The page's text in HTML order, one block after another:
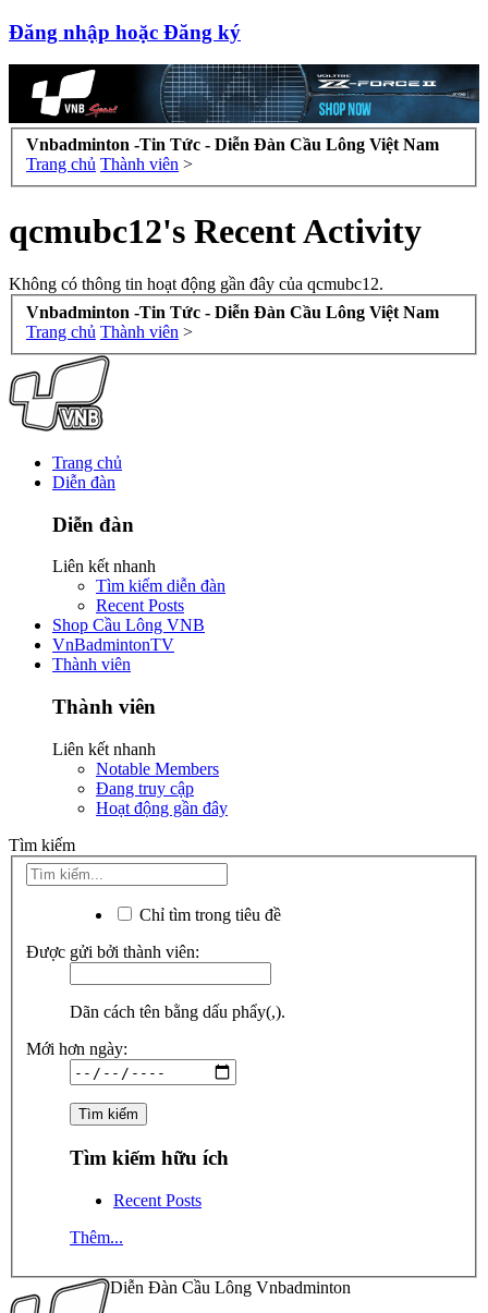
Đăng nhập hoặc Đăng ký
Vnbadminton -Tin Tức - Diễn Đàn Cầu Lông Việt Nam
Trang chủ Thành viên >
qcmubc12's Recent Activity
Không có thông tin hoạt động gần đây của qcmubc12.
Vnbadminton -Tin Tức - Diễn Đàn Cầu Lông Việt Nam
Trang chủ Thành viên >
Trang chủ
Diễn đàn
Diễn đàn
Liên kết nhanh
Tìm kiếm diễn đàn
Recent Posts
Shop Cầu Lông VNB
VnBadmintonTV
Thành viên
Thành viên
Liên kết nhanh
Notable Members
Đang truy cập
Hoạt động gần đây
Tìm kiếm
Chỉ tìm trong tiêu đề
Được gửi bởi thành viên:
Dãn cách tên bằng dấu phẩy(,).
Mới hơn ngày:
Tìm kiếm hữu ích
Recent Posts
Thêm...
Diễn Đàn Cầu Lông Vnbadminton